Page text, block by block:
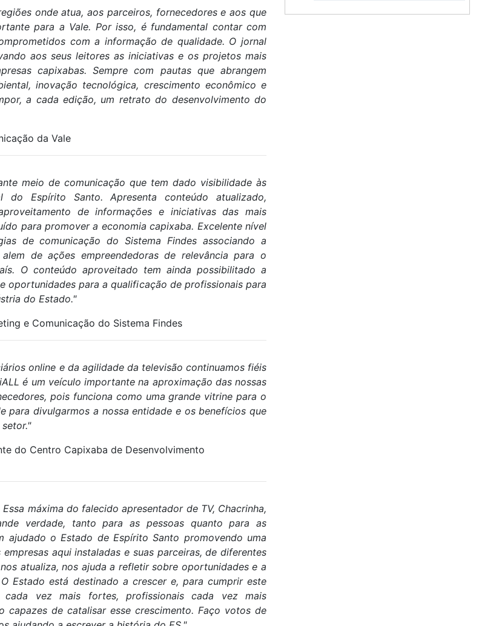
onde atua, aos parceiros, fornecedores e aos que
para a Vale. Por isso, é fundamental contar com
com a informação de qualidade. O jornal
aos seus leitores as iniciativas e os projetos mais
capixabas. Sempre com pautas que abrangem
inovação tecnológica, crescimento econômico e
a cada edição, um retrato do desenvolvimento do
da Vale
meio de comunicação que tem dado visibilidade às
Espírito Santo. Apresenta conteúdo atualizado,
de informações e iniciativas das mais
para promover a economia capixaba. Excelente nível
de comunicação do Sistema Findes associando a
de ações empreendedoras de relevância para o
O conteúdo aproveitado tem ainda possibilitado a
oportunidades para a qualificação de profissionais para
do Estado."
e Comunicação do Sistema Findes
online e da agilidade da televisão continuamos fiéis
é um veículo importante na aproximação das nossas
pois funciona como uma grande vitrine para o
para divulgarmos a nossa entidade e os benefícios que
do Centro Capixaba de Desenvolvimento
Essa máxima do falecido apresentador de TV, Chacrinha,
verdade, tanto para as pessoas quanto para as
ajudado o Estado de Espírito Santo promovendo uma
aqui instaladas e suas parceiras, de diferentes
atualiza, nos ajuda a refletir sobre oportunidades e a
Estado está destinado a crescer e, para cumprir este
cada vez mais fortes, profissionais cada vez mais
capazes de catalisar esse crescimento. Faço votos de